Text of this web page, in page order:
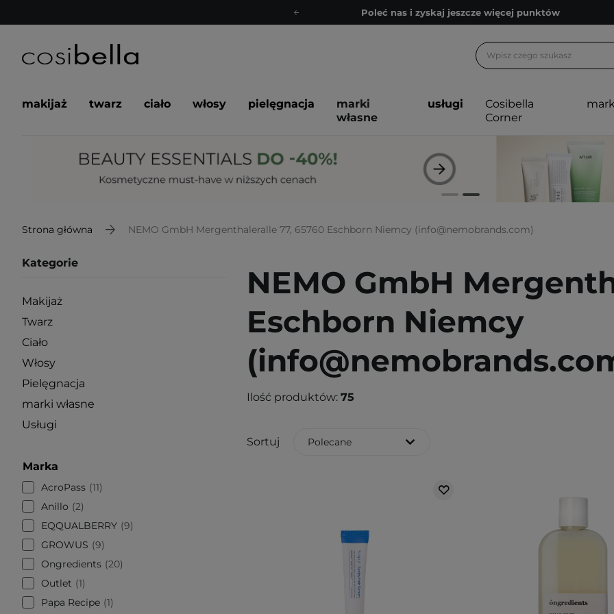
Poleć nas i zyskaj jeszcze więcej punktów
Bezpłatne konsultacje kosmetologiczne
Poleć nas i zyskaj jeszcze więcej punktów
Zapisz się na newsletter pełen porad
makijaż twarz ciało włosy pielęgnacja
marki
własne
usługi
Cosibella
Corner
Strona główna NEMO GmbH Mergenthaleralle 77, 65760 Eschborn Niemcy (info@nemobrands.com)
Kategorie
Makijaż
Twarz
Ciało
Włosy
Pielęgnacja
marki własne
Usługi
Marka
AcroPass 11
Anillo
2
EQQUALBERRY 9
GROWUS
9
Ongredients 20
Outlet
1
Papa Recipe 1
NEMO GmbH
Eschborn Niemcy
Ilość produktów: 75
Sortuj Polecane